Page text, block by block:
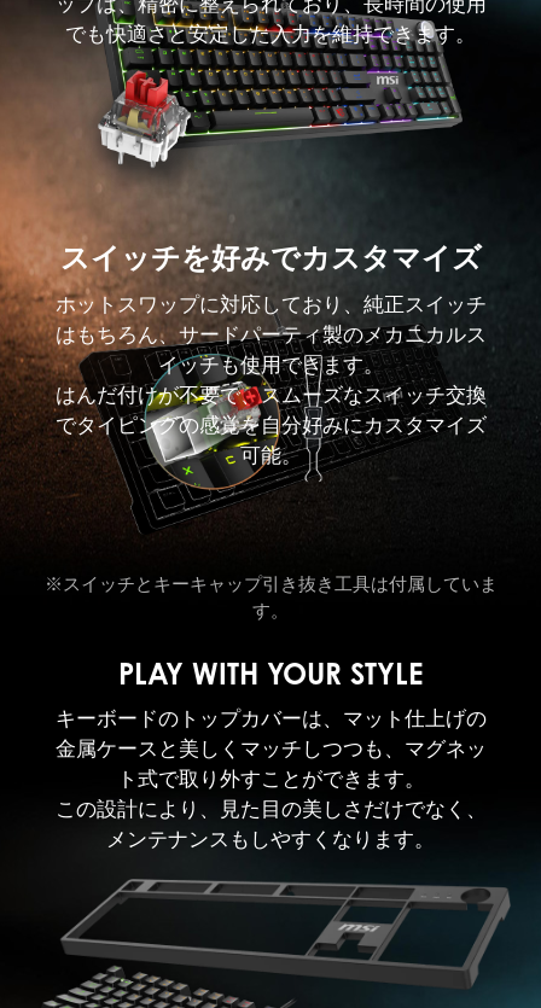
でも快適さと安定した入力を維持できます。
スイッチを好みでカスタマイズ
ホットスワップに対応しており、純正スイッチ
はもちろん、サードパーティ製のメカニカルス
イッチも使用できます。
はんだ付けが不要で、スムーズなスイッチ交換
でタイピングの感覚を自分好みにカスタマイズ
可能。
※スイッチとキーキャップ引き抜き工具は付属していま
す。
PLAY WITH YOUR STYLE
キーボードのトップカバーは、マット仕上げの
金属ケースと美しくマッチしつつも、マグネッ
ト式で取り外すことができます。
この設計により、見た目の美しさだけでなく、
メンテナンスもしやすくなります。